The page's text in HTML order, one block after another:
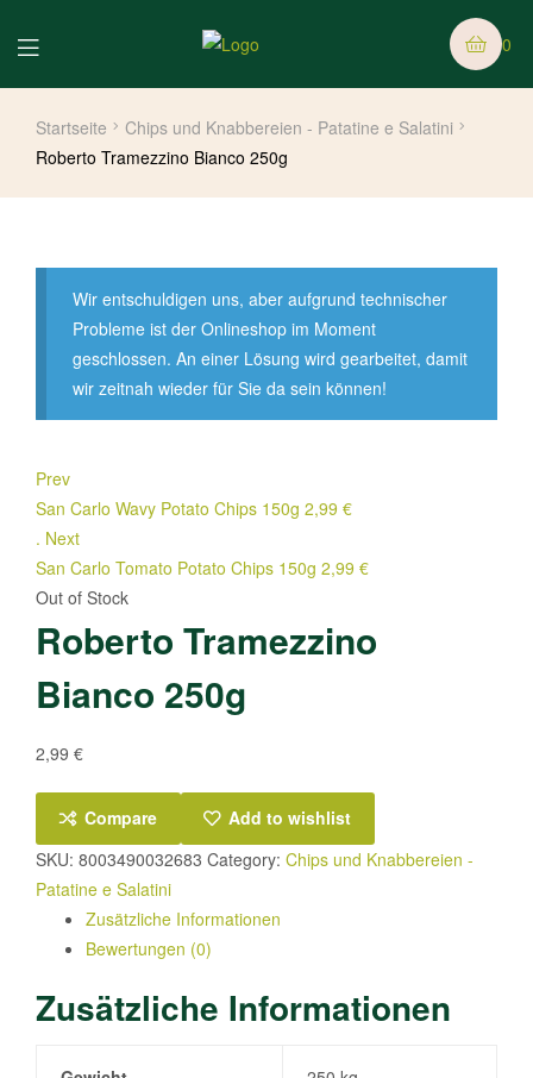
0
Startseite
Chips und Knabbereien - Patatine e Salatini
Roberto Tramezzino Bianco 250g
Wir entschuldigen uns, aber aufgrund technischer
Probleme ist der Onlineshop im Moment
geschlossen. An einer Lösung wird gearbeitet, damit
wir zeitnah wieder für Sie da sein können!
Prev
San Carlo Wavy Potato Chips 150g 2,99 €
. Next
San Carlo Tomato Potato Chips 150g 2,99 €
Out of Stock
Roberto Tramezzino
Bianco 250g
2,99 €
Compare
Add to wishlist
SKU: 8003490032683 Category: Chips und Knabbereien -
Patatine e Salatini
Zusätzliche Informationen
Bewertungen (0)
Zusätzliche Informationen